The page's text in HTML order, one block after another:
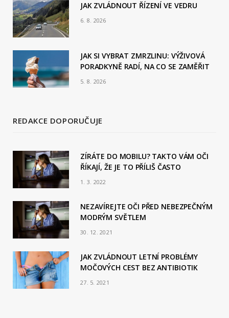
k
JAK ZVLÁDNOUT ŘÍZENÍ VE VEDRU
6. 8. 2026
JAK SI VYBRAT ZMRZLINU: VÝŽIVOVÁ
PORADKYNĚ RADÍ, NA CO SE ZAMĚŘIT
5. 8. 2026
REDAKCE DOPORUČUJE
ZÍRÁTE DO MOBILU? TAKTO VÁM OČI
ŘÍKAJÍ, ŽE JE TO PŘÍLIŠ ČASTO
1. 3. 2022
NEZAVÍREJTE OČI PŘED NEBEZPEČNÝM
MODRÝM SVĚTLEM
30. 12. 2021
JAK ZVLÁDNOUT LETNÍ PROBLÉMY
MOČOVÝCH CEST BEZ ANTIBIOTIK
27. 5. 2021